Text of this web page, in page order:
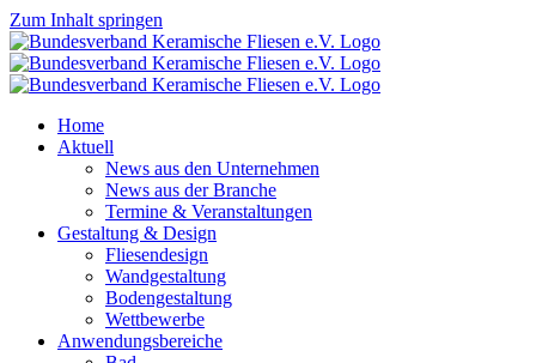
Zum Inhalt springen
Home
Aktuell
News aus den Unternehmen
News aus der Branche
Termine & Veranstaltungen
Gestaltung & Design
Fliesendesign
Wandgestaltung
Bodengestaltung
Wettbewerbe
Anwendungsbereiche